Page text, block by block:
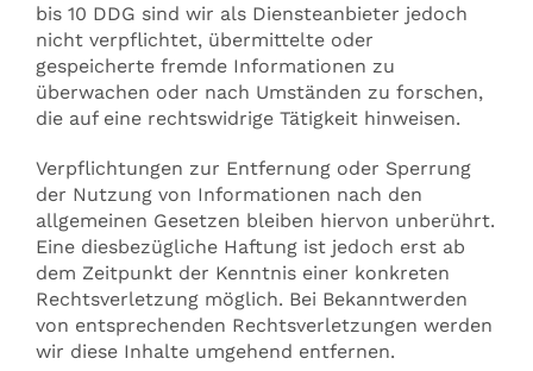
bis 10 DDG sind wir als Diensteanbieter jedoch
nicht verpflichtet, übermittelte oder
gespeicherte fremde Informationen zu
überwachen oder nach Umständen zu forschen,
die auf eine rechtswidrige Tätigkeit hinweisen.
Verpflichtungen zur Entfernung oder Sperrung
der Nutzung von Informationen nach den
allgemeinen Gesetzen bleiben hiervon unberührt.
Eine diesbezügliche Haftung ist jedoch erst ab
dem Zeitpunkt der Kenntnis einer konkreten
Rechtsverletzung möglich. Bei Bekanntwerden
von entsprechenden Rechtsverletzungen werden
wir diese Inhalte umgehend entfernen.